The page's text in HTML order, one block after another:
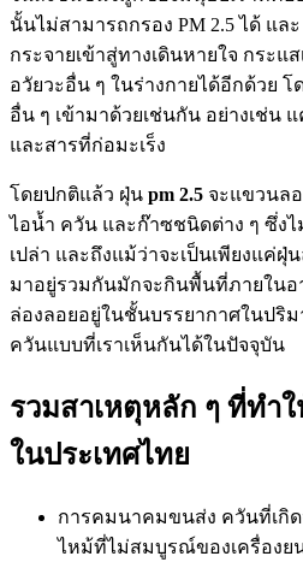
นั้นไม่สามารถกรอง PM 2.5 ได้ แล
กระจายเข้าสู่ทางเดินหายใจ กระแ
อวัยวะอื่น ๆ ในร่างกายได้อีกด้วย
อื่น ๆ เข้ามาด้วยเช่นกัน อย่างเช่น
และสารที่ก่อมะเร็ง
โดยปกติแล้ว ฝุ่น pm 2.5 จะแขวนล
ไอน้ำ ควัน และก๊าซชนิดต่าง ๆ ซึ่ง
เปล่า และถึงแม้ว่าจะเป็นเพียงแค่ฝุ่
มาอยู่รวมกันมักจะกินพื้นที่ภายในอ
ล่องลอยอยู่ในชั้นบรรยากาศในปริ
ควันแบบที่เราเห็นกันได้ในปัจจุบัน
รวมสาเหตุหลัก ๆ ที่ทำใ
ในประเทศไทย
การคมนาคมขนส่ง ควันที่เกิด
ไหม้ที่ไม่สมบูรณ์ของเครื่องย